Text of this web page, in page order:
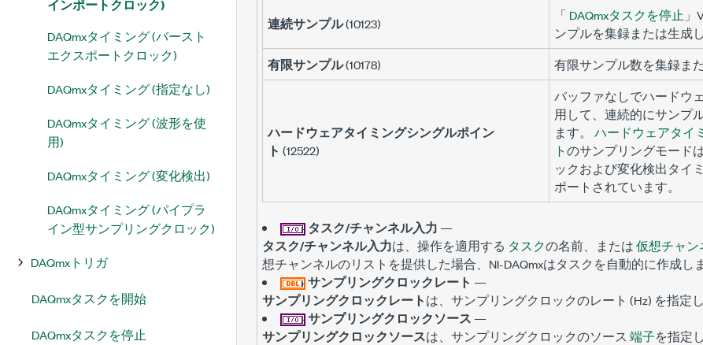
インポートクロック)
DAQmxタイミング (バースト
エクスポートクロック)
DAQmxタイミング (指定なし)
DAQmxタイミング (波形を使
用)
DAQmxタイミング (変化検出)
DAQmxタイミング (パイプラ
イン型サンプリングクロック)
DAQmxトリガ
DAQmxタスクを開始
DAQmxタスクを停止
連続サンプル(10123)
「 DAQmxタスクを停止
ンプルを集録または生成し
有限サンプル(10178) 有限サンプル数を集録ま
ハードウェアタイミングシングルポイン
ト (12522)
バッファなしでハードウ
用して、連続的にサンプ
ます。
ハードウェアタイ
トのサンプリングモード
ックおよび変化検出タイ
ポートされています。
タスク/チャンネル入力 —
タスク/チャンネル入力は、操作を適用する タスクの名前、または仮想チャン
想チャンネルのリストを提供した場合、NI-DAQmxはタスクを自動的に作成しま
サンプリングクロックレート —
サンプリングクロックレートは、サンプリングクロックのレート (Hz) を指定し
サンプリングクロックソース —
サンプリングクロックソースは、サンプリングクロックのソース 端子を指定